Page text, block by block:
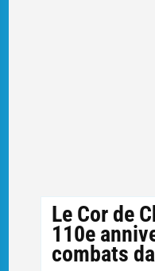
Le Cor de
110e
combats